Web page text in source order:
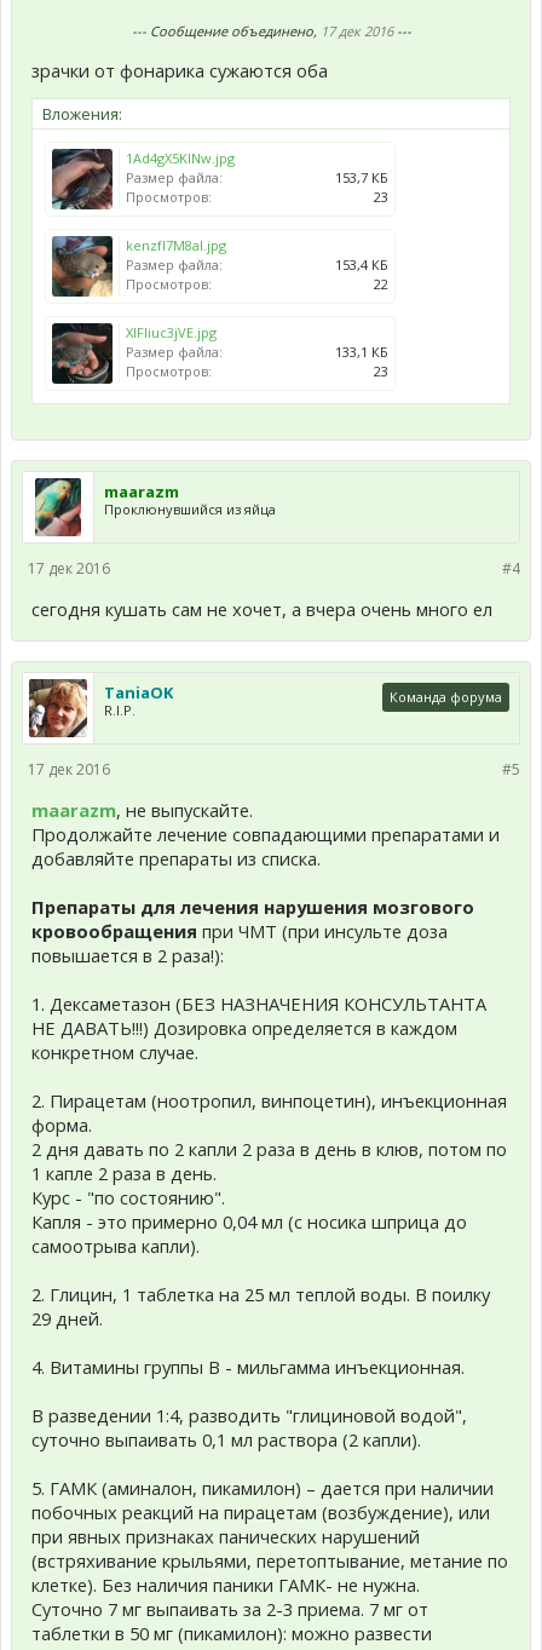
--- Сообщение объединено, 17 дек 2016---
зрачки от фонарика сужаются оба
Вложения:
1Ad4gX5KlNw.jpg
Размер файла:
153,7 КБ
Просмотров:
23
kenzfI7M8aI.jpg
Размер файла:
153,4 КБ
Просмотров:
22
XlFIiuc3jVE.jpg
Размер файла:
133,1 КБ
Просмотров:
23
maarazm
Проклюнувшийся из яйца
#4
17 дек 2016
сегодня кушать сам не хочет, а вчера очень много ел
TaniaOK
R.I.P.
Команда форума
#5
17 дек 2016
maarazm, не выпускайте.
Продолжайте лечение совпадающими препаратами и
добавляйте препараты из списка.
Препараты для лечения нарушения мозгового
кровообращения при ЧМТ (при инсульте доза
повышается в 2 раза!):
1. Дексаметазон (БЕЗ НАЗНАЧЕНИЯ КОНСУЛЬТАНТА
НЕ ДАВАТЬ!!!) Дозировка определяется в каждом
конкретном случае.
2. Пирацетам (ноотропил, винпоцетин), инъекционная
форма.
2 дня давать по 2 капли 2 раза в день в клюв, потом по
1 капле 2 раза в день.
Курс - "по состоянию".
Капля - это примерно 0,04 мл (с носика шприца до
самоотрыва капли).
2. Глицин, 1 таблетка на 25 мл теплой воды. В поилку
29 дней.
4. Витамины группы В - мильгамма инъекционная.
В разведении 1:4, разводить "глициновой водой",
суточно выпаивать 0,1 мл раствора (2 капли).
5. ГАМК (аминалон, пикамилон) – дается при наличии
побочных реакций на пирацетам (возбуждение), или
при явных признаках панических нарушений
(встряхивание крыльями, перетоптывание, метание по
клетке). Без наличия паники ГАМК- не нужна.
Суточно 7 мг выпаивать за 2-3 приема. 7 мг от
таблетки в 50 мг (пикамилон): можно развести